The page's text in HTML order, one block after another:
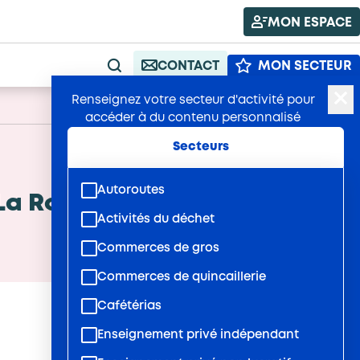
MON ESPACE
RECHERCHE
CONTACT MON SECTEUR
Renseignez votre secteur d'activité pour
accéder à du contenu personnalisé
Secteurs
Autoroutes
Activités du déchet
Commerces de gros
Commerces de quincaillerie
Cafétérias
Enseignement privé indépendant
Publié : 19/06/2025 A+ A-
Rochelle